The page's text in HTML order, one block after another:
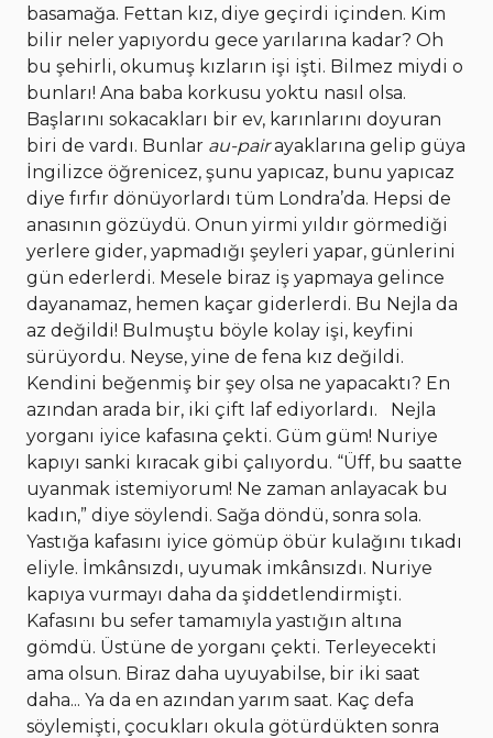
basamağa. Fettan kız, diye geçirdi içinden. Kim
bilir neler yapıyordu gece yarılarına kadar? Oh
bu şehirli, okumuş kızların işi işti. Bilmez miydi o
bunları! Ana baba korkusu yoktu nasıl olsa.
Başlarını sokacakları bir ev, karınlarını doyuran
biri de vardı. Bunlar au-pairayaklarına gelip güya
İngilizce öğrenicez, şunu yapıcaz, bunu yapıcaz
diye fırfır dönüyorlardı tüm Londra’da. Hepsi de
anasının gözüydü. Onun yirmi yıldır görmediği
yerlere gider, yapmadığı şeyleri yapar, günlerini
gün ederlerdi. Mesele biraz iş yapmaya gelince
dayanamaz, hemen kaçar giderlerdi. Bu Nejla da
az değildi! Bulmuştu böyle kolay işi, keyfini
sürüyordu. Neyse, yine de fena kız değildi.
Kendini beğenmiş bir şey olsa ne yapacaktı? En
azından arada bir, iki çift laf ediyorlardı. Nejla
yorganı iyice kafasına çekti. Güm güm! Nuriye
kapıyı sanki kıracak gibi çalıyordu. “Üff, bu saatte
uyanmak istemiyorum! Ne zaman anlayacak bu
kadın,” diye söylendi. Sağa döndü, sonra sola.
Yastığa kafasını iyice gömüp öbür kulağını tıkadı
eliyle. İmkânsızdı, uyumak imkânsızdı. Nuriye
kapıya vurmayı daha da şiddetlendirmişti.
Kafasını bu sefer tamamıyla yastığın altına
gömdü. Üstüne de yorganı çekti. Terleyecekti
ama olsun. Biraz daha uyuyabilse, bir iki saat
daha... Ya da en azından yarım saat. Kaç defa
söylemişti, çocukları okula götürdükten sonra